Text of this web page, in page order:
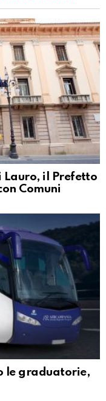
Lauro, il Prefetto
Comuni
le graduatorie,